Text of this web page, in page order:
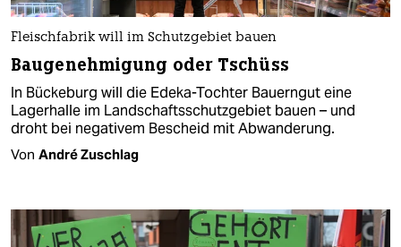
Fleischfabrik will im Schutzgebiet bauen
Baugenehmigung oder Tschüss
In Bückeburg will die Edeka-Tochter Bauerngut eine
Lagerhalle im Landschaftsschutzgebiet bauen – und
droht bei negativem Bescheid mit Abwanderung.
Von André Zuschlag